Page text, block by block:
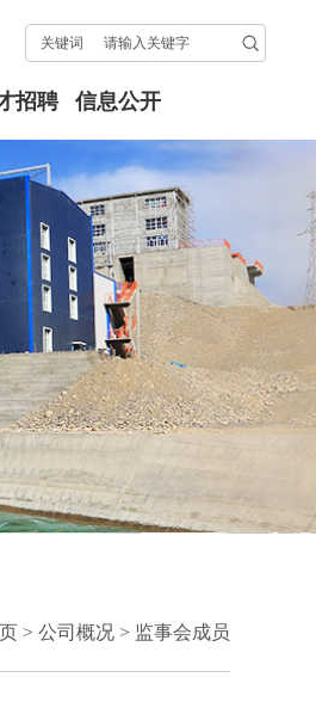
关键词
招聘 信息公开
> 公司概况 > 监事会成员